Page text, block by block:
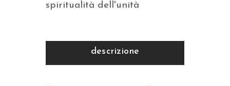
spiritualità dell'unità
descrizione